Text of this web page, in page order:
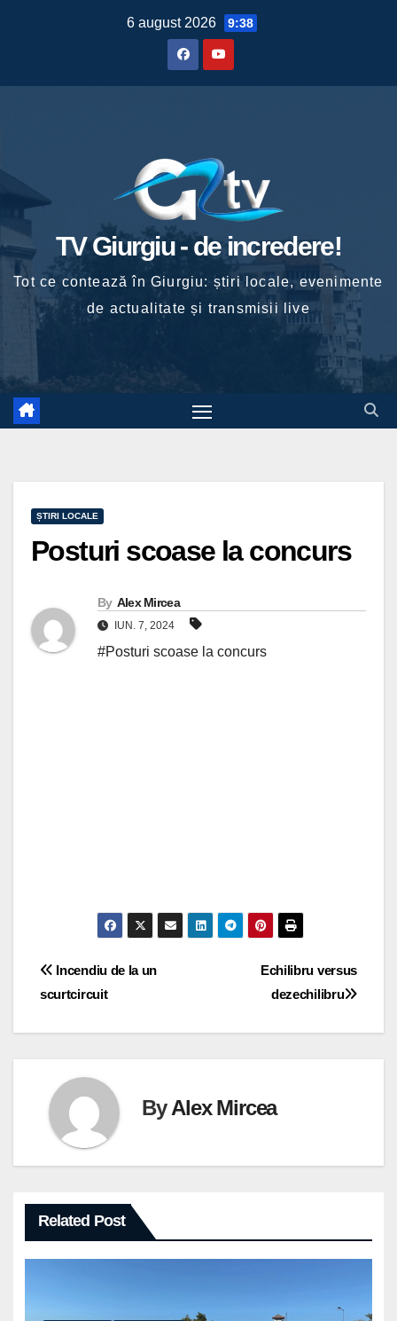
6 august 2026 9:38
TV Giurgiu - de incredere!
Tot ce contează în Giurgiu: știri locale, evenimente
de actualitate și transmisii live
ȘTIRI LOCALE
Posturi scoase la concurs
By Alex Mircea
IUN. 7, 2024
#Posturi scoase la concurs
Navigare
Echilibru versus
dezechilibru
Incendiu de la un
scurtcircuit
ByAlex Mircea
Related Post